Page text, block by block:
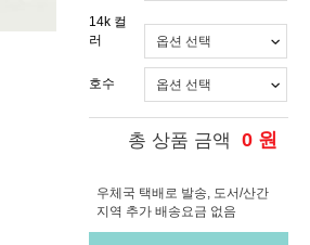
14k 컬
러
호수
총 상품 금액 0 원
우체국 택배로 발송, 도서/산간
지역 추가 배송요금 없음